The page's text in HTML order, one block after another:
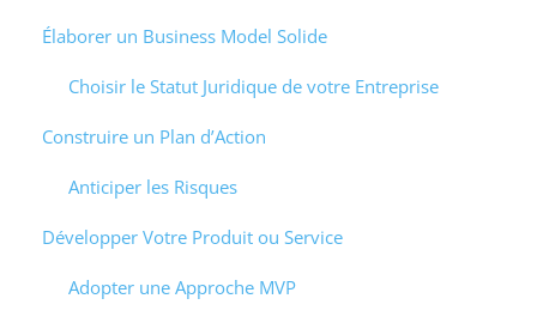
Élaborer un Business Model Solide
Choisir le Statut Juridique de votre Entreprise
Construire un Plan d’Action
Anticiper les Risques
Développer Votre Produit ou Service
Adopter une Approche MVP